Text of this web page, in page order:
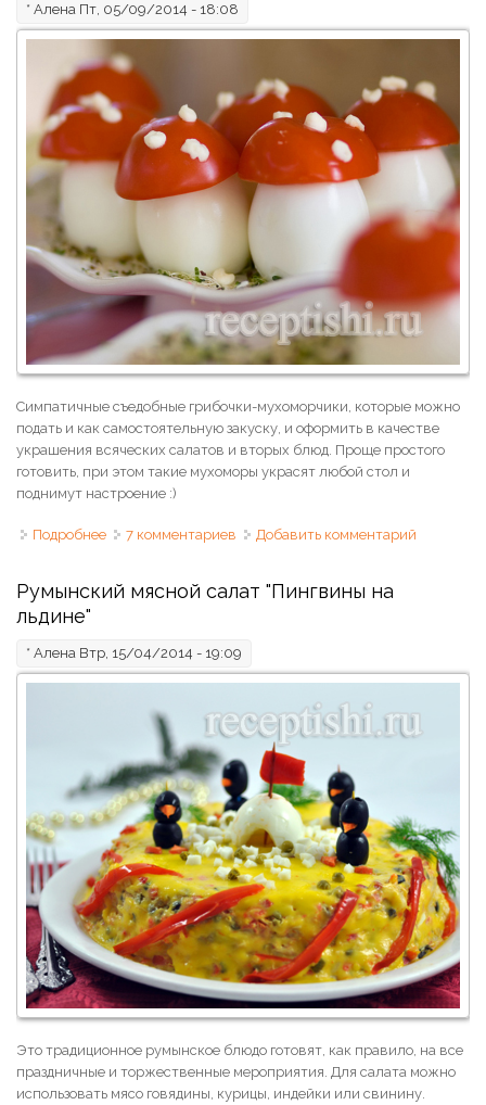
* Алена Пт, 05/09/2014 - 18:08
Симпатичные съедобные грибочки-мухоморчики, которые можно
подать и как самостоятельную закуску, и оформить в качестве
украшения всяческих салатов и вторых блюд. Проще простого
готовить, при этом такие мухоморы украсят любой стол и
поднимут настроение :)
Подробнее о Грибы мухоморы из яиц и помидоров
7 комментариев Добавить комментарий
Румынский мясной салат "Пингвины на
льдине"
* Алена Втр, 15/04/2014 - 19:09
Это традиционное румынское блюдо готовят, как правило, на все
праздничные и торжественные мероприятия. Для салата можно
использовать мясо говядины, курицы, индейки или свинину.